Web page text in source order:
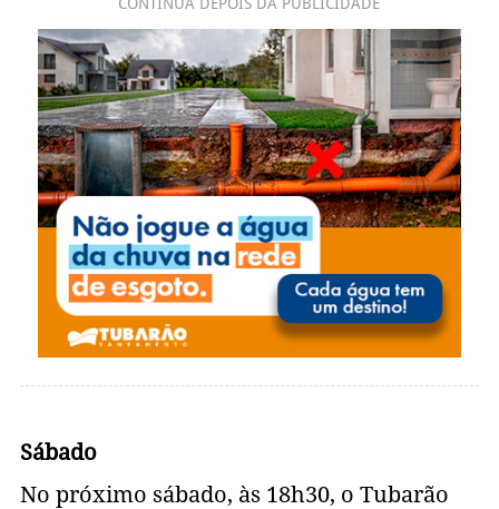
CONTINUA DEPOIS DA PUBLICIDADE
Sábado
No próximo sábado, às 18h30, o Tubarão